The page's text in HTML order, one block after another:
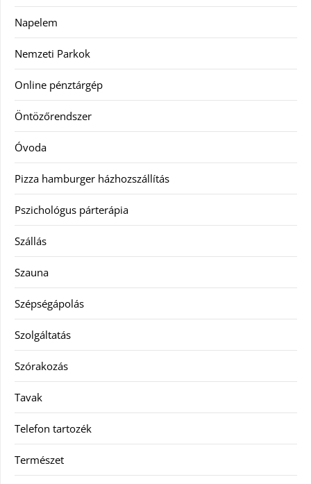
Napelem
Nemzeti Parkok
Online pénztárgép
Öntözőrendszer
Óvoda
Pizza hamburger házhozszállítás
Pszichológus párterápia
Szállás
Szauna
Szépségápolás
Szolgáltatás
Szórakozás
Tavak
Telefon tartozék
Természet